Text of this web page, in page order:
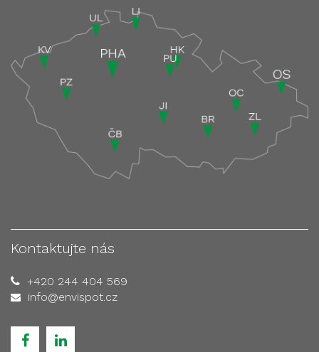
Kontaktujte nás
+420 244 404 569
info@envispot.cz